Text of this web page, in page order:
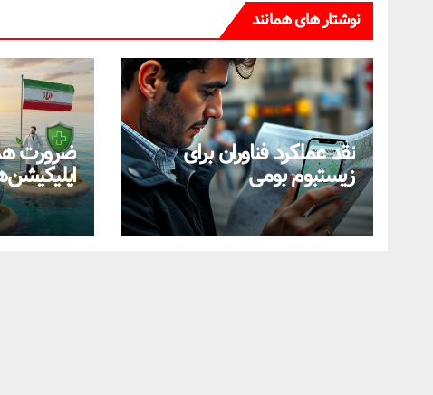
نوشتار های همانند
نقد عملکرد فناوران برای
زیستبوم بومی
ضرورت
سمت
بومی